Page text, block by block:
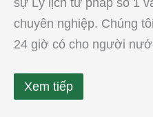
sự Lý lịch tư pháp số 1
chuyên nghiệp. Chúng
24 giờ có cho người
Xem tiếp